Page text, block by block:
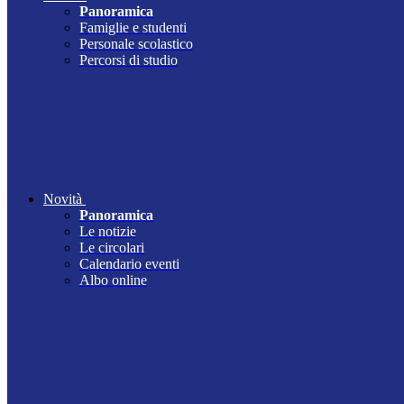
Panoramica
Famiglie e studenti
Personale scolastico
Percorsi di studio
Novità
Panoramica
Le notizie
Le circolari
Calendario eventi
Albo online